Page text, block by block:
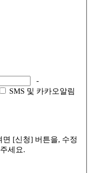
-
SMS 및 카카오알림
[신청] 버튼을, 수정
세요.